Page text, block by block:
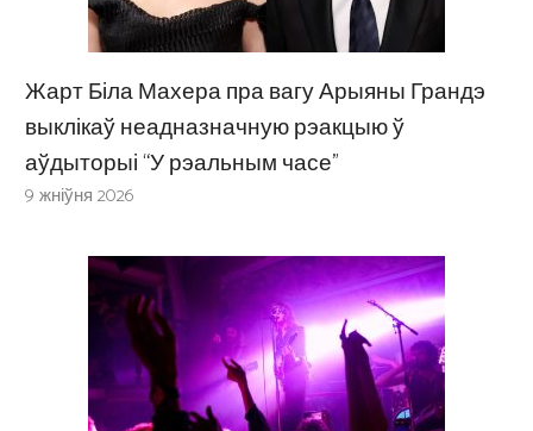
Жарт Біла Махера пра вагу Арыяны Грандэ
выклікаў неадназначную рэакцыю ў
аўдыторыі “У рэальным часе”
9 жніўня 2026